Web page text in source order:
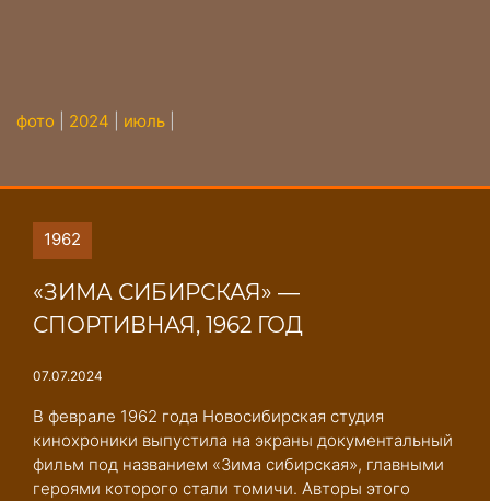
фото 2024 июль
1962
«ЗИМА СИБИРСКАЯ» ―
СПОРТИВНАЯ, 1962 ГОД
07.07.2024
В феврале 1962 года Новосибирская студия
кинохроники выпустила на экраны документальный
фильм под названием «Зима сибирская», главными
героями которого стали томичи. Авторы этого